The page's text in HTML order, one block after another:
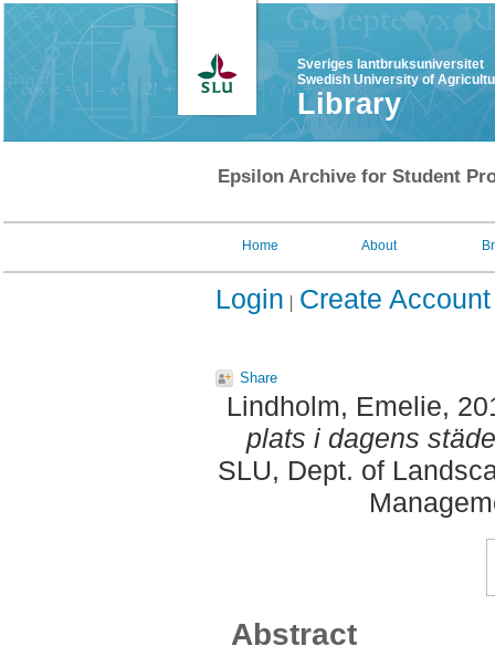
Sveriges lantbruksuniversitet
Swedish University of
Library
Epsilon Archive for Student
Home About
Login Create Account
Share
Lindholm, Emelie,
plats i dagens
SLU, Dept. of
Abstract